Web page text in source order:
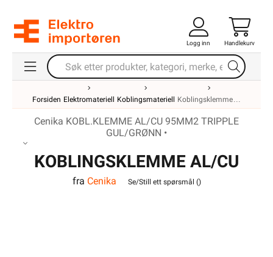
Logg inn Handlekurv
Forsiden Elektromateriell Koblingsmateriell Koblingsklemme
Cenika KOBL.KLEMME AL/CU 95MM2 TRIPPLE
GUL/GRØNN •
KOBLINGSKLEMME AL/CU
95MM2 TRIPPLE
fra Cenika Se/Still ett spørsmål ()